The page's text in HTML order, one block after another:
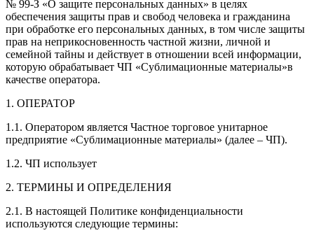
№ 99-З «О защите персональных данных» в целях
обеспечения защиты прав и свобод человека и гражданина
при обработке его персональных данных, в том числе защиты
прав на неприкосновенность частной жизни, личной и
семейной тайны и действует в отношении всей информации,
которую обрабатывает ЧП «Сублимационные материалы»в
качестве оператора.
1. ОПЕРАТОР
1.1. Оператором является Частное торговое унитарное
предприятие «Сублимационные материалы» (далее – ЧП).
1.2. ЧП использует
2. ТЕРМИНЫ И ОПРЕДЕЛЕНИЯ
2.1. В настоящей Политике конфиденциальности
используются следующие термины: